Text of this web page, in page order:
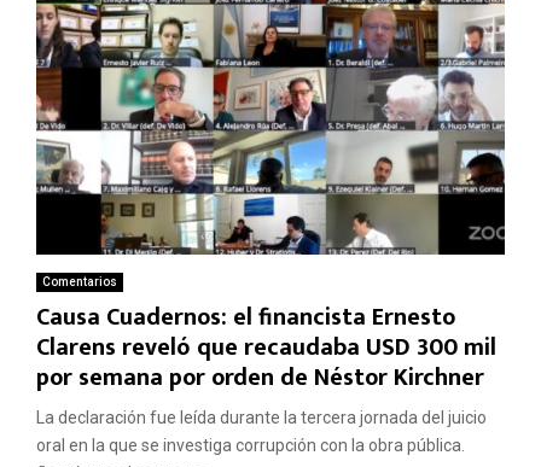
Comentarios
Causa Cuadernos: el financista Ernesto
Clarens reveló que recaudaba USD 300 mil
por semana por orden de Néstor Kirchner
La declaración fue leída durante la tercera jornada del juicio
oral en la que se investiga corrupción con la obra pública.